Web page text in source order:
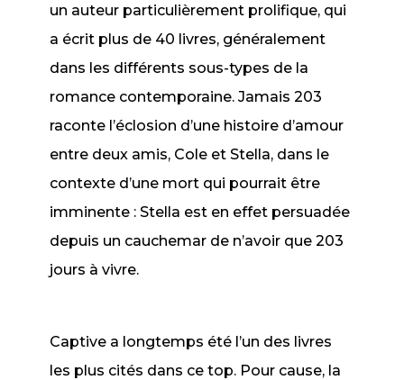
un auteur particulièrement prolifique, qui
a écrit plus de 40 livres, généralement
dans les différents sous-types de la
romance contemporaine.Jamais 203
raconte l’éclosion d’une histoire d’amour
entre deux amis, Cole et Stella, dans le
contexte d’une mort qui pourrait être
imminente : Stella est en effet persuadée
depuis un cauchemar de n’avoir que 203
jours à vivre.
Captive a longtemps été l’un des livres
les plus cités dans ce top. Pour cause, la